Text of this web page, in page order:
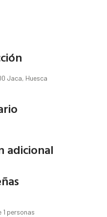
Jaca, Huesca
adicional
1 personas